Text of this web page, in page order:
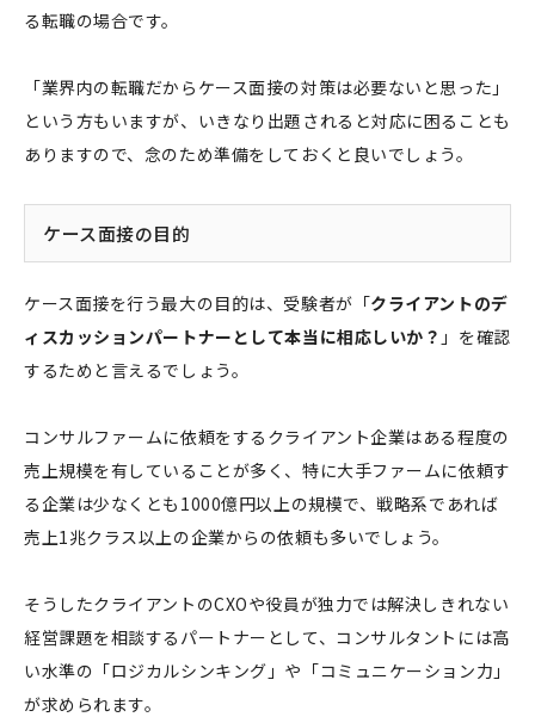
る転職の場合です。
「業界内の転職だからケース面接の対策は必要ないと思った」
という方もいますが、いきなり出題されると対応に困ることも
ありますので、念のため準備をしておくと良いでしょう。
ケース面接の目的
ケース面接を行う最大の目的は、受験者が「クライアントのデ
ィスカッションパートナーとして本当に相応しいか？ 」を確認
するためと言えるでしょう。
コンサルファームに依頼をするクライアント企業はある程度の
売上規模を有していることが多く、特に大手ファームに依頼す
る企業は少なくとも1000億円以上の規模で、戦略系であれば
売上1兆クラス以上の企業からの依頼も多いでしょう。
そうしたクライアントのCXOや役員が独力では解決しきれない
経営課題を相談するパートナーとして、コンサルタントには高
い水準の「ロジカルシンキング」や「コミュニケーション力」
が求められます。